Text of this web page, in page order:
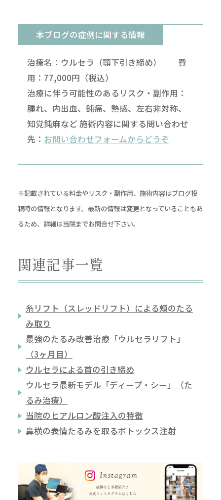
本ブログの症例に関する情報
治療名：ウルセラ（顎下引き締め） 費
用：77,000円（税込）
治療に伴う可能性のあるリスク・副作用：
腫れ、内出血、鈍痛、熱感、左右非対称、
知覚鈍麻など 施術内容に関する問い合わせ
先： お問い合わせフォームからどうぞ
※記載されている料金やリスク・副作用、施術内容はブログ投
稿時の情報となります。最新の情報は変更となっていることもあ
るため、詳細は当院までお問合せ下さい。
関連記事一覧
糸リフト（スレッドリフト）による頰のたる
み取り
最強のたるみ改善治療「ウルセラリフト」
（3ヶ月目）
ウルセラによる首の引き締め
ウルセラ最新モデル「ディープ・シー」（た
るみ治療）
当院のヒアルロン酸注入の特徴
鼻横の表情たるみを取るボトックス注射